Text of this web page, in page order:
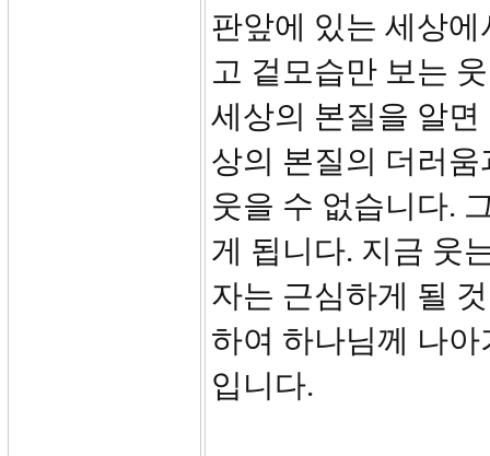
판앞에 있는 세상
고 겉모습만 보는
세상의 본질을 알
상의 본질의 더러
웃을 수 없습니다.
게 됩니다. 지금 웃
자는 근심하게 될
하여 하나님께 나
입니다.